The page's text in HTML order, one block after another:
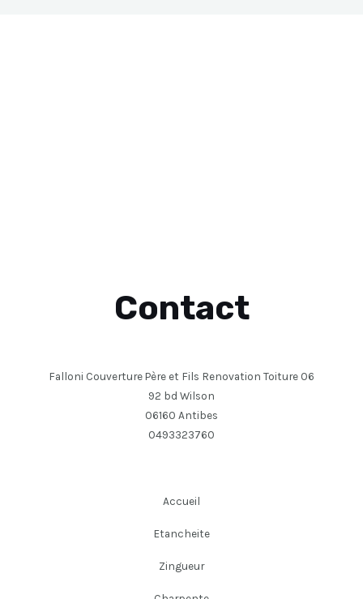
Contact
Falloni Couverture Père et Fils Renovation Toiture 06
92 bd Wilson
06160 Antibes
0493323760
Accueil
Etancheite
Zingueur